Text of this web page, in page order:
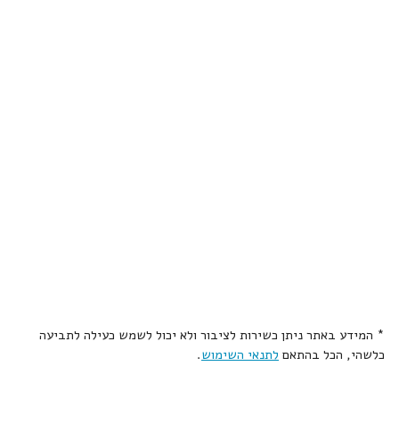
* המידע באתר ניתן כשירות לציבור ולא יכול לשמש כעילה לתביעה
כלשהי, הכל בהתאם לתנאי השימוש.